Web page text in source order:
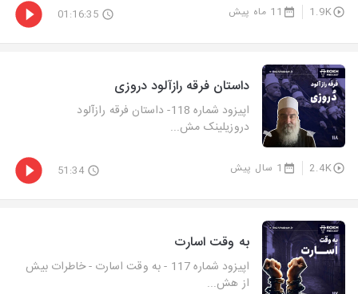
1.9K 11 ماه پیش 01:16:35
داستان فرقه رازآلود دروزی
اپیزود شماره 118- داستان فرقه رازآلود
دروزیلینک مش...
2.4K 1 سال پیش 51:34
به وقت اسارت
اپیزود شماره 117 - به وقت اسارت - خاطرات بیش
از هش...